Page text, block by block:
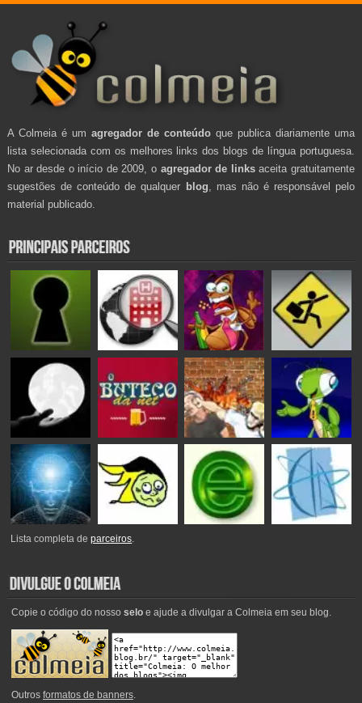
A Colmeia é um agregador de conteúdo que publica diariamente uma
lista selecionada com os melhores links dos blogs de língua portuguesa.
No ar desde o início de 2009, o agregador de linksaceita gratuitamente
sugestões de conteúdo de qualquer blog , mas não é responsável pelo
material publicado.
Lista completa deparceiros.
Copie o código do nosso seloe ajude a divulgar a Colmeia em seu blog.
Outros formatos de banners.